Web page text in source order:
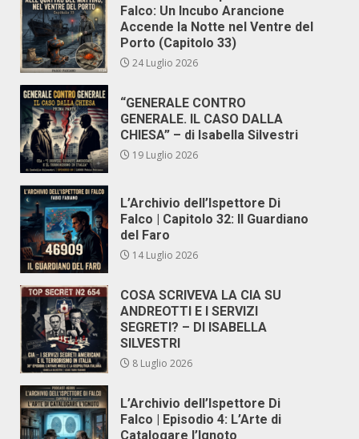
Falco: Un Incubo Arancione
Accende la Notte nel Ventre del
Porto (Capitolo 33)
24 Luglio 2026
“GENERALE CONTRO
GENERALE. IL CASO DALLA
CHIESA” – di Isabella Silvestri
19 Luglio 2026
L’Archivio dell’Ispettore Di
Falco | Capitolo 32: Il Guardiano
del Faro
14 Luglio 2026
COSA SCRIVEVA LA CIA SU
ANDREOTTI E I SERVIZI
SEGRETI? – DI ISABELLA
SILVESTRI
8 Luglio 2026
L’Archivio dell’Ispettore Di
Falco | Episodio 4: L’Arte di
Catalogare l’Ignoto